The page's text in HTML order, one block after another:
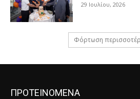
29 Ιουλίου, 2026
Φόρτωση
ΠΡΟΤΕΙΝΟΜΕΝΑ